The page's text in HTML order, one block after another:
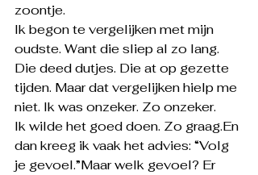
zoontje.
Ik begon te vergelijken met mijn
oudste. Want die sliep al zo lang.
Die deed dutjes. Die at op gezette
tijden. Maar dat vergelijken hielp me
niet. Ik was onzeker. Zo onzeker.
Ik wilde het goed doen. Zo graag.En
dan kreeg ik vaak het advies: “Volg
je gevoel.”Maar welk gevoel? Er